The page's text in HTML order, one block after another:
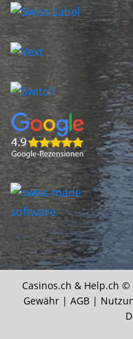
Casinos.ch & Help.ch ©
Gewähr | AGB|